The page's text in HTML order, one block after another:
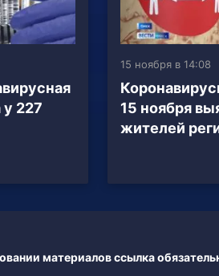
227
15 ноября в 14:08
15 ноября
жителей
материалов ссылка